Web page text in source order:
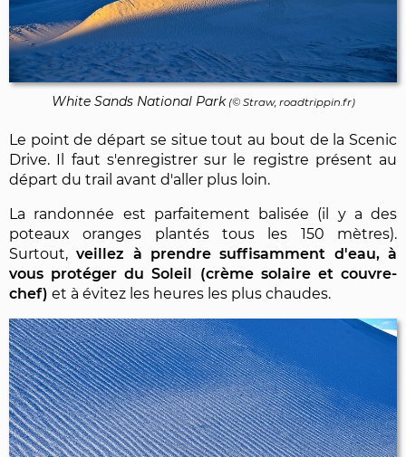
White Sands National Park(© Straw, roadtrippin.fr)
Le point de départ se situe tout au bout de la Scenic
Drive. Il faut s'enregistrer sur le registre présent au
départ du trail avant d'aller plus loin.
La randonnée est parfaitement balisée (il y a des
poteaux oranges plantés tous les 150 mètres).
Surtout,veillez à prendre suffisamment d'eau, à
vous protéger du Soleil (crème solaire et couvre-
chef) et à évitez les heures les plus chaudes.